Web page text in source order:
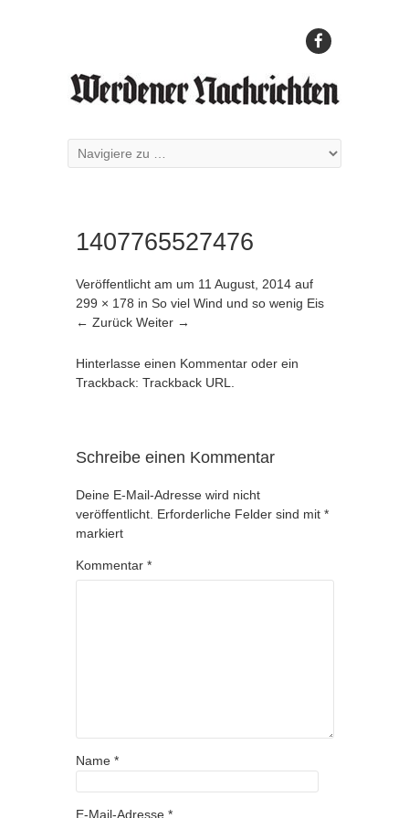
1407765527476
Veröffentlicht am um 11 August, 2014 auf
299 × 178 in So viel Wind und so wenig Eis
← Zurück Weiter →
Hinterlasse einen Kommentar oder ein
Trackback: Trackback URL
Schreibe einen Kommentar
Deine E-Mail-Adresse wird nicht
veröffentlicht. Erforderliche Felder sind mit *
markiert
Kommentar *
Name *
E-Mail-Adresse *